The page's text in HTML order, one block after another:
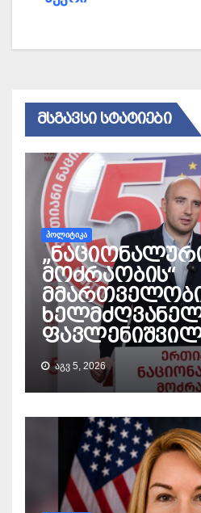
ᲛᲡᲒᲐᲕᲡᲘ ᲡᲢᲐᲢᲘᲔᲑᲘ
ᲞᲝᲚᲘᲢᲘᲙᲐ
მოძრაობის“
ᲐᲒᲕ 5, 2026